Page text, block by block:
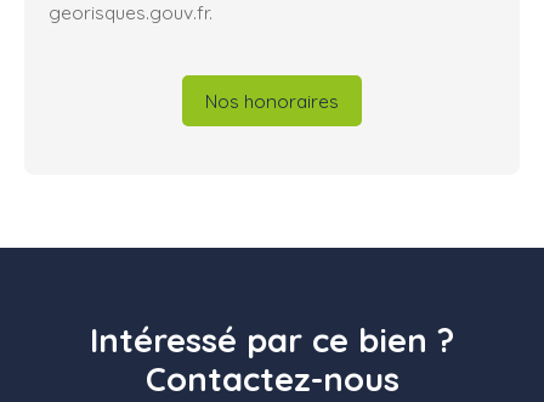
georisques.gouv.fr.
Nos honoraires
Intéressé par ce bien ?
Contactez-nous